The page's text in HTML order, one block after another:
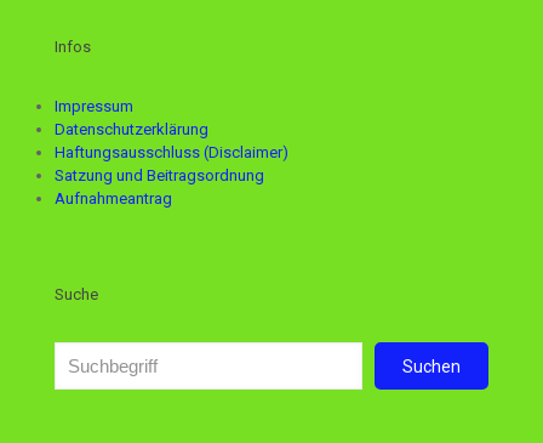
Infos
Impressum
Datenschutzerklärung
Haftungsausschluss (Disclaimer)
Satzung und Beitragsordnung
Aufnahmeantrag
Suche
Suchen Suchen